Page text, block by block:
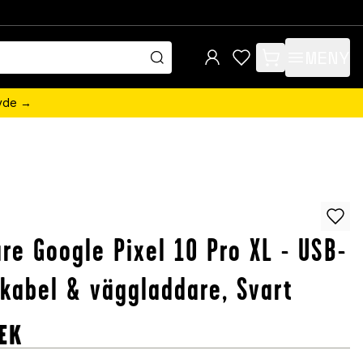
items in cart, view
→
Google Pixel 10 Pro XL - USB-
& väggladdare, Svart